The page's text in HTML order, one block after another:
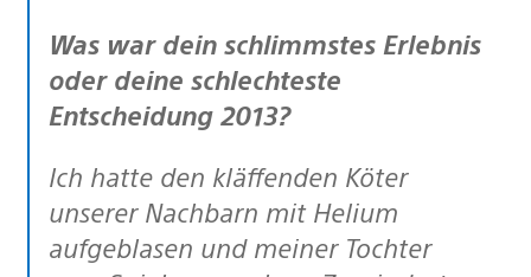
Was war dein schlimmstes Erlebnis
oder deine schlechteste
Entscheidung 2013?
Ich hatte den kläffenden Köter
unserer Nachbarn mit Helium
aufgeblasen und meiner Tochter